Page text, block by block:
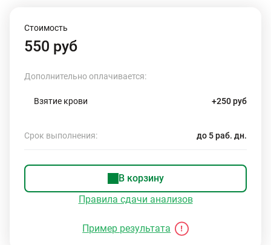
Стоимость
550 руб
Дополнительно оплачивается:
Взятие крови +250 руб
Срок выполнения: до 5 раб. дн.
В корзину
Правила сдачи анализов
Пример результата